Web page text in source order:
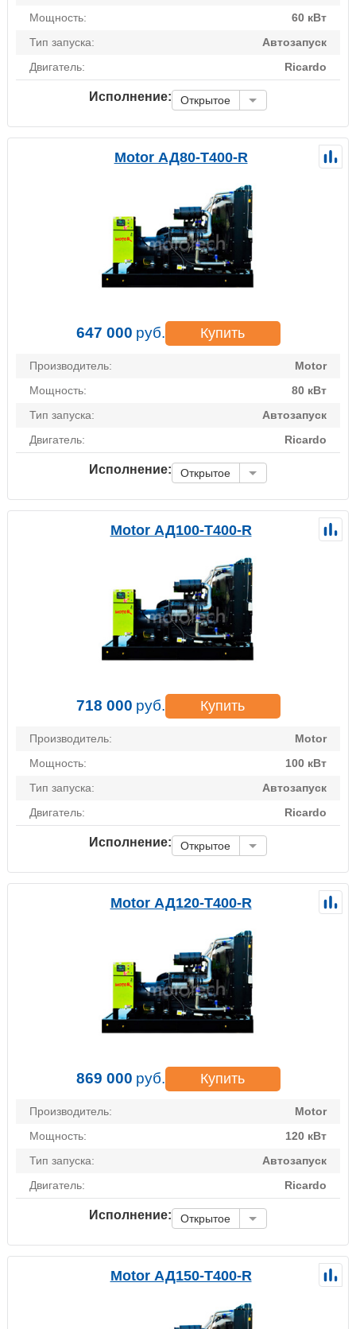
Мощность:
60 кВт
Тип запуска:
Автозапуск
Двигатель:
Ricardo
Исполнение: Открытое
Motor АД80-Т400-R
647 000 руб. Купить
Производитель:
Motor
Мощность:
80 кВт
Тип запуска:
Автозапуск
Двигатель:
Ricardo
Исполнение: Открытое
Motor АД100-Т400-R
718 000 руб. Купить
Производитель:
Motor
Мощность:
100 кВт
Тип запуска:
Автозапуск
Двигатель:
Ricardo
Исполнение: Открытое
Motor АД120-Т400-R
869 000 руб. Купить
Производитель:
Motor
Мощность:
120 кВт
Тип запуска:
Автозапуск
Двигатель:
Ricardo
Исполнение: Открытое
Motor АД150-Т400-R